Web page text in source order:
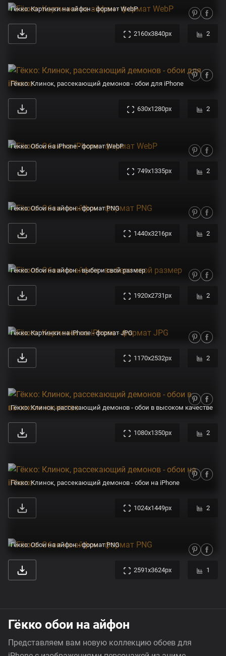
Гёкко: Картинки на айфон - формат WebP
2160x3840px 2
Гёкко: Клинок, рассекающий демонов - обои для iPhone
630x1280px 2
Гёкко: Обои на iPhone - формат WebP
749x1335px 2
Гёкко: Обои на айфон - формат PNG
1440x3216px 2
Гёкко: Обои на айфон - выбери свой размер
1920x2731px 2
Гёкко: Картинки на iPhone - формат JPG
1170x2532px 2
Гёкко: Клинок, рассекающий демонов - обои в высоком качестве
1080x1350px 2
Гёкко: Клинок, рассекающий демонов - обои на iPhone
1024x1449px 2
Гёкко: Обои на айфон - формат PNG
2591x3624px 1
Гёкко обои на айфон
Представляем вам новую коллекцию обоев для